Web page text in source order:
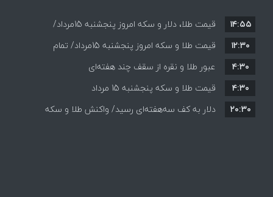
قیمت طلا، دلار و سکه امروز پنجشنبه 15مرداد/
افزایش قیمت ها + جدول
۱۴:۵۵
قیمت طلا و سکه امروز پنجشنبه 15مرداد/ تمام
قیمت ها بر مدار افزایش + جدول
۱۲:۳۰
عبور طلا و نقره از سقف چند هفته‌ای
۴:۳۰
قیمت طلا و سکه پنجشنبه 15 مرداد
۴:۳۰
دلار به کف سه‌هفته‌ای رسید/ واکنش طلا و سکه
۲۰:۳۰